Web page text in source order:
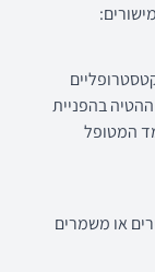
בהפניית
המטופל
או משמרים